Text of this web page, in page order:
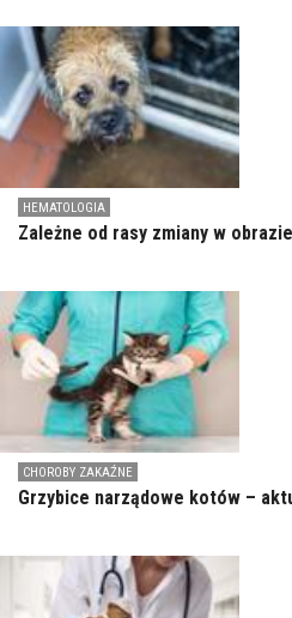
HEMATOLOGIA
Zależne od rasy zmiany w
CHOROBY ZAKAŹNE
Grzybice narządowe kotów –